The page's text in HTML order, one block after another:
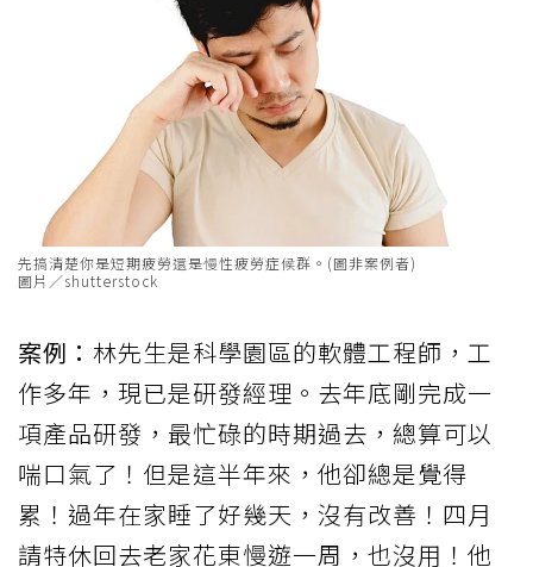
先搞清楚你是短期疲勞還是慢性疲勞症候群。(圖非案例者)
圖片／shutterstock
案例： 林先生是科學園區的軟體工程師，工
作多年，現已是研發經理。去年底剛完成一
項產品研發，最忙碌的時期過去，總算可以
喘口氣了！但是這半年來，他卻總是覺得
累！過年在家睡了好幾天，沒有改善！四月
請特休回去老家花東慢遊一周，也沒用！他